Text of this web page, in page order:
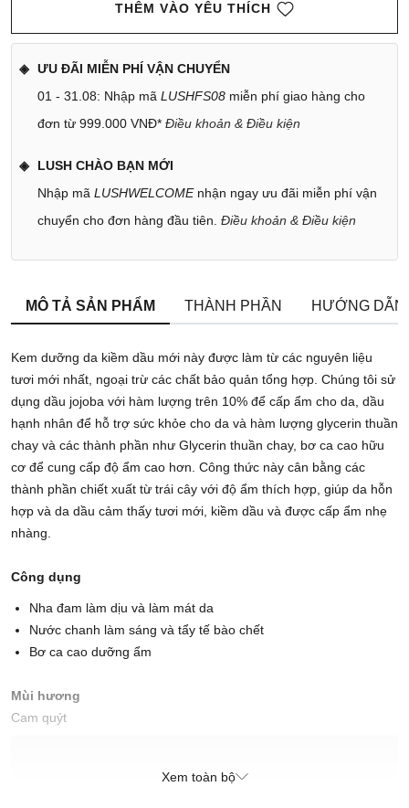
THÊM VÀO YÊU THÍCH
ƯU ĐÃI MIỄN PHÍ VẬN CHUYỂN
01 - 31.08: Nhập mã LUSHFS08 miễn phí giao hàng cho
đơn từ 999.000 VNĐ* Điều khoản & Điều kiện
LUSH CHÀO BẠN MỚI
Nhập mã LUSHWELCOMEnhận ngay ưu đãi miễn phí vận
chuyển cho đơn hàng đầu tiên. Điều khoản & Điều kiện
MÔ TẢ SẢN PHẨM THÀNH PHẦN HƯỚNG
Kem dưỡng da kiềm dầu mới này được làm từ các nguyên liệu
tươi mới nhất, ngoại trừ các chất bảo quản tổng hợp. Chúng tôi sử
dụng dầu jojoba với hàm lượng trên 10% để cấp ẩm cho da, dầu
hạnh nhân để hỗ trợ sức khỏe cho da và hàm lượng glycerin thuần
chay và các thành phần như Glycerin thuần chay, bơ ca cao hữu
cơ để cung cấp độ ẩm cao hơn. Công thức này cân bằng các
thành phần chiết xuất từ trái cây với độ ẩm thích hợp, giúp da hỗn
hợp và da dầu cảm thấy tươi mới, kiềm dầu và được cấp ẩm nhẹ
nhàng.
Công dụng
Nha đam làm dịu và làm mát da
Nước chanh làm sáng và tẩy tế bào chết
Bơ ca cao dưỡng ẩm
Mùi hương
Cam quýt
Làm sạch và cân bằng da, sau đó nhẹ nhàng vỗ nhẹ kem dưỡng
Xem toàn bộ